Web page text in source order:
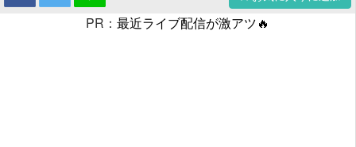
PR： 最近ライブ配信が激アツ🔥